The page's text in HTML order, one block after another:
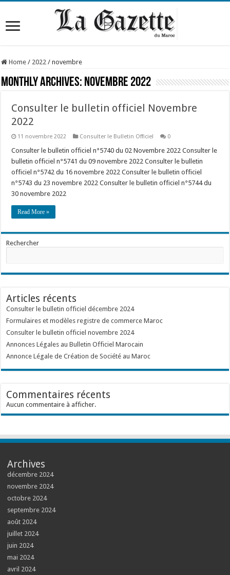
Home / 2022 / novembre
Monthly Archives: novembre 2022
Consulter le bulletin officiel Novembre
2022
11 novembre 2022 Consulter le Bulletin Officiel 0
Consulter le bulletin officiel n°5740 du 02 Novembre 2022 Consulter le
bulletin officiel n°5741 du 09 novembre 2022 Consulter le bulletin
officiel n°5742 du 16 novembre 2022 Consulter le bulletin officiel
n°5743 du 23 novembre 2022 Consulter le bulletin officiel n°5744 du
30 novembre 2022
Read More »
Rechercher
Articles récents
Consulter le bulletin officiel décembre 2024
Formulaires et modèles registre de commerce Maroc
Consulter le bulletin officiel novembre 2024
Annonces Légales au Bulletin Officiel Marocain
Annonce Légale de Création de Société au Maroc
Commentaires récents
Aucun commentaire à afficher.
Archives
décembre 2024
novembre 2024
octobre 2024
septembre 2024
août 2024
juillet 2024
juin 2024
mai 2024
avril 2024